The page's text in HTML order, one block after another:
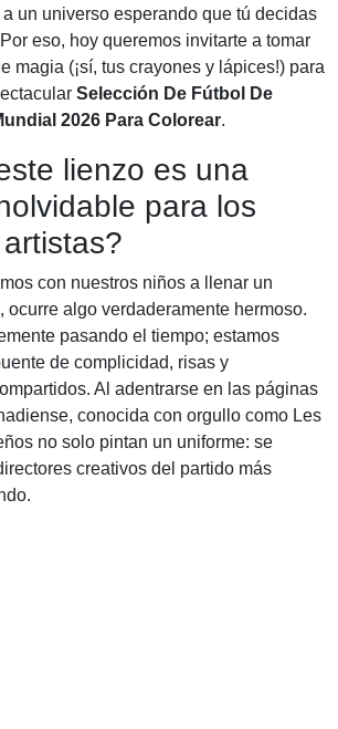
un universo esperando que tú decidas
eso, hoy queremos invitarte a tomar
magia (¡sí, tus crayones y lápices!) para
Selección De Fútbol De
2026 Para Colorear.
lienzo es una
para los
con nuestros niños a llenar un
ocurre algo verdaderamente hermoso.
pasando el tiempo; estamos
de complicidad, risas y
Al adentrarse en las páginas
conocida con orgullo como Les
no solo pintan un uniforme: se
creativos del partido más